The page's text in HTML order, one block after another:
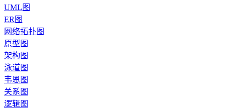
UML图
ER图
网络拓扑图
原型图
架构图
泳道图
韦恩图
关系图
逻辑图